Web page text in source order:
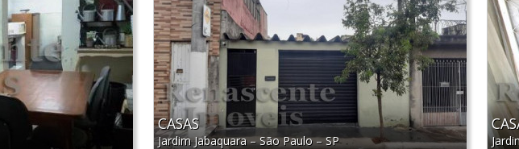
CASAS
Jardim Jabaquara–São Paulo–SP